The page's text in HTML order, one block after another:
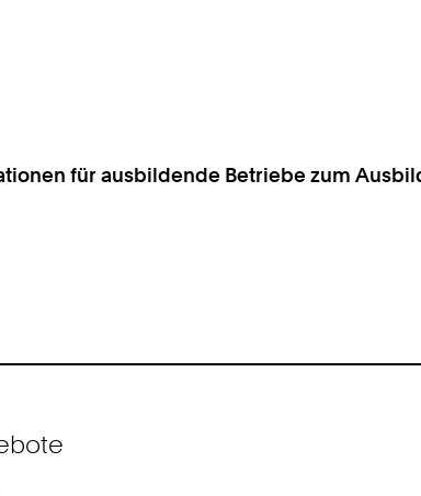
für ausbildende Betriebe zum